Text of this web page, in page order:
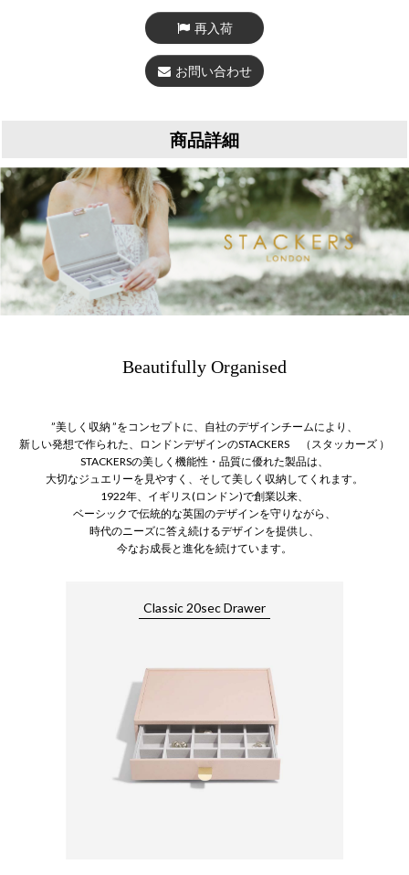
再入荷
お問い合わせ
商品詳細
Beautifully Organised
”美しく収納 ”をコンセプトに、自社のデザインチームにより、
新しい発想で作られた、ロンドンデザインのSTACKERS （スタッカーズ ）
STACKERSの美しく機能性・品質に優れた製品は、
大切なジュエリーを見やすく、そして美しく収納してくれます。
1922年、イギリス(ロンドン)で創業以来、
ベーシックで伝統的な英国のデザインを守りながら、
時代のニーズに答え続けるデザインを提供し、
今なお成長と進化を続けています。
Classic 20sec Drawer